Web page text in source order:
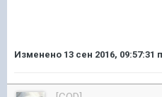
Изменено 13 сен 2016, 09:57:31